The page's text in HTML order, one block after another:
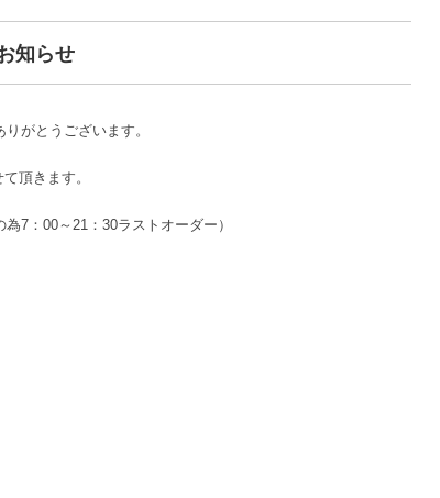
知らせ
がとうございます。
頂きます。
7：00～21：30ラストオーダー）